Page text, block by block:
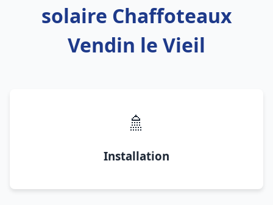
solaire Chaffoteaux
Vendin le Vieil
🚿
Installation